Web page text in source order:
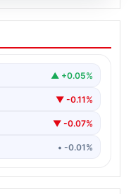
ekranı
canlı kilo
▲ +0.05%
▼ -0.11%
▼ -0.07%
• -0.01%